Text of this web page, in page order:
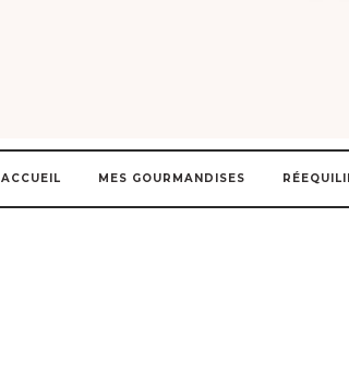
ACCUEIL MES GOURMANDISES